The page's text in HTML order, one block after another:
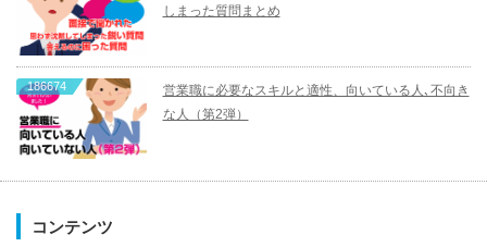
しまった質問まとめ
186674
営業職に必要なスキルと適性、向いている人､不向き
な人（第2弾）
コンテンツ